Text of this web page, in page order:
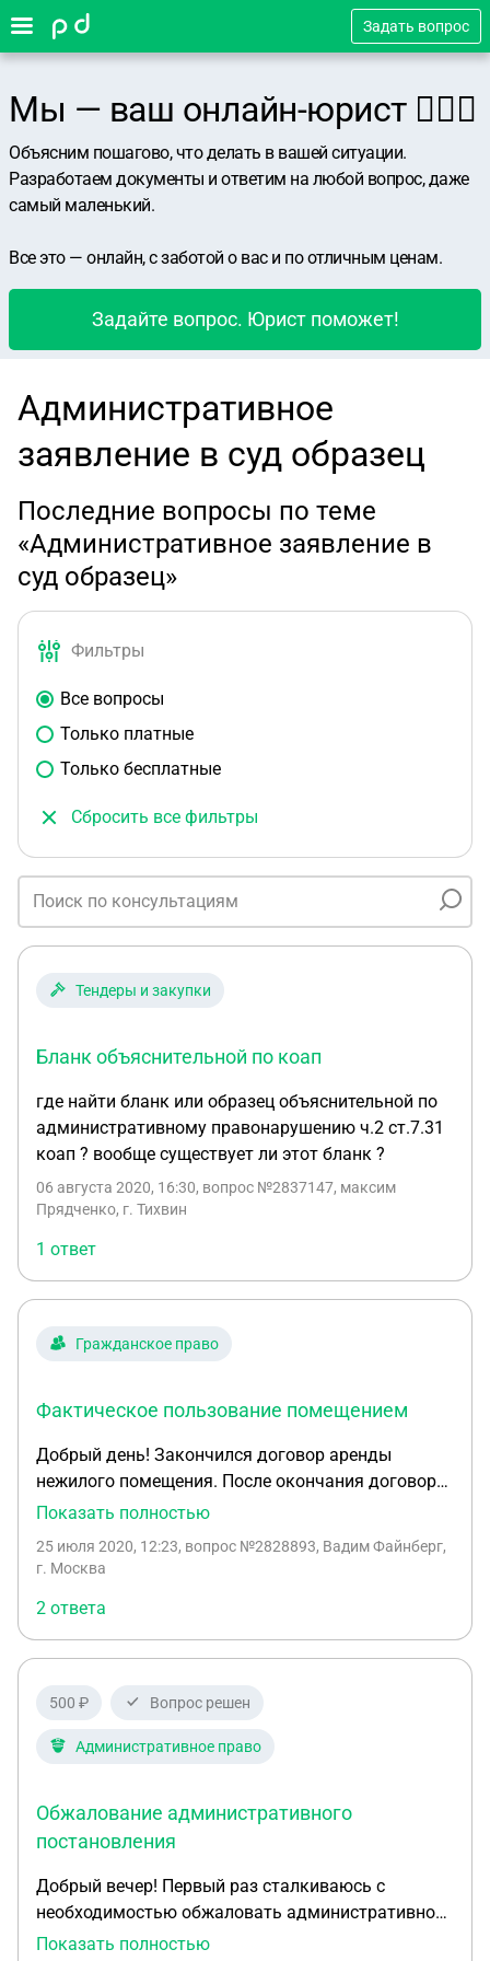
Задать вопрос
Мы — ваш онлайн-юрист 👨🏻‍⚖️
Объясним пошагово, что делать в вашей ситуации.
Разработаем документы и ответим на любой вопрос, даже
самый маленький.
Все это — онлайн, с заботой о вас и по отличным ценам.
Задайте вопрос. Юрист поможет!
Административное
заявление в суд образец
Последние вопросы по теме
«Административное заявление в
суд образец»
Фильтры
Все вопросы
Только платные
Только бесплатные
Сбросить все фильтры
Тендеры и закупки
Бланк объяснительной по коап
где найти бланк или образец объяснительной по
административному правонарушению ч.2 ст.7.31
коап ? вообще существует ли этот бланк ?
06 августа 2020, 16:30, вопрос №2837147, максим
Прядченко, г. Тихвин
1 ответ
Гражданское право
Фактическое пользование помещением
Добрый день! Закончился договор аренды
нежилого помещения. После окончания договора
арендатор продолжает пользоваться ей 4 месяца,
за фактическое пользование и, если да, то на
Вадим
Показать полностью
25 июля 2020, 12:23, вопрос №2828893, Вадим Файнберг,
г. Москва
2 ответа
500 ₽ Вопрос решен
Административное право
Обжалование административного
постановления
Добрый вечер! Первый раз сталкиваюсь с
необходимостью обжаловать административное
постановление. Статья 20.6.1 КоАП РФ. Копию
Показать полностью